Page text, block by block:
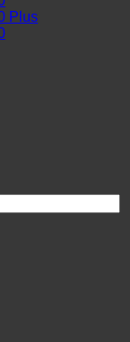
Plus